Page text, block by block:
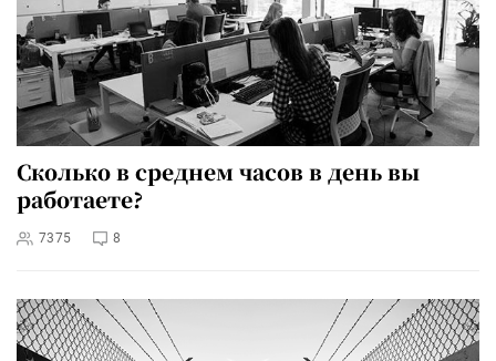
Сколько в среднем часов в день вы
работаете?
7375 8